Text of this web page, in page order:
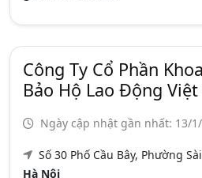
Công Ty Cổ Phần
Bảo Hộ Lao Động
Ngày cập nhật gần nhất: 13/
Số 30 Phố Cầu Bây, Phường
Hà Nội